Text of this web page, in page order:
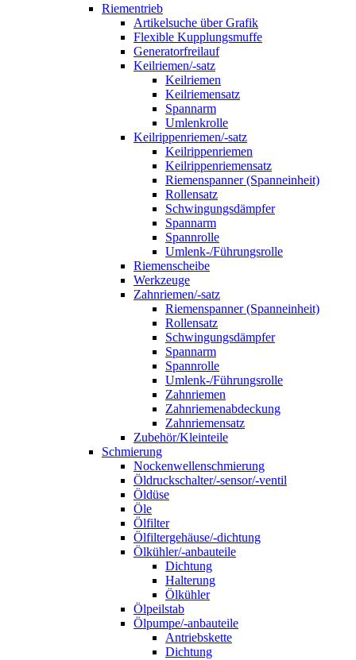
Riementrieb
Artikelsuche über Grafik
Flexible Kupplungsmuffe
Generatorfreilauf
Keilriemen/-satz
Keilriemen
Keilriemensatz
Spannarm
Umlenkrolle
Keilrippenriemen/-satz
Keilrippenriemen
Keilrippenriemensatz
Riemenspanner (Spanneinheit)
Rollensatz
Schwingungsdämpfer
Spannarm
Spannrolle
Umlenk-/Führungsrolle
Riemenscheibe
Werkzeuge
Zahnriemen/-satz
Riemenspanner (Spanneinheit)
Rollensatz
Schwingungsdämpfer
Spannarm
Spannrolle
Umlenk-/Führungsrolle
Zahnriemen
Zahnriemenabdeckung
Zahnriemensatz
Zubehör/Kleinteile
Schmierung
Nockenwellenschmierung
Öldruckschalter/-sensor/-ventil
Öldüse
Öle
Ölfilter
Ölfiltergehäuse/-dichtung
Ölkühler/-anbauteile
Dichtung
Halterung
Ölkühler
Ölpeilstab
Ölpumpe/-anbauteile
Antriebskette
Dichtung